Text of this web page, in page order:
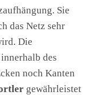
Sie
das Netz sehr
Die
des
noch Kanten
gewährleistet